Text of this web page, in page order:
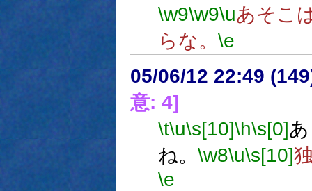
\w9\w9\uあそこ
らな。 \e
05/06/12 22:49
意: 4]
\t\u\s[10]\h\s[0]
ね。 \w8\u\s[10]
\e